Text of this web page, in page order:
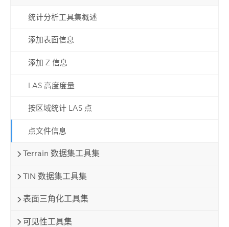
统计分析工具集概述
添加表面信息
添加 Z 信息
LAS 高度度量
按区域统计 LAS 点
点文件信息
Terrain 数据集工具集
TIN 数据集工具集
表面三角化工具集
可见性工具集